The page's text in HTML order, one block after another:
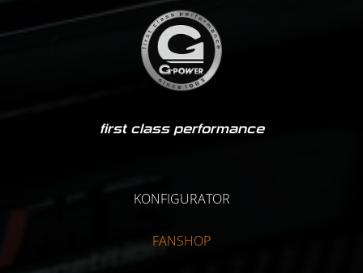
first class performance
KONFIGURATOR
FANSHOP